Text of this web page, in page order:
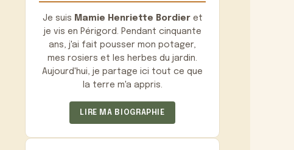
Je suis Mamie Henriette Bordieret
je vis en Périgord. Pendant cinquante
ans, j'ai fait pousser mon potager,
mes rosiers et les herbes du jardin.
Aujourd'hui, je partage ici tout ce que
la terre m'a appris.
LIRE MA BIOGRAPHIE